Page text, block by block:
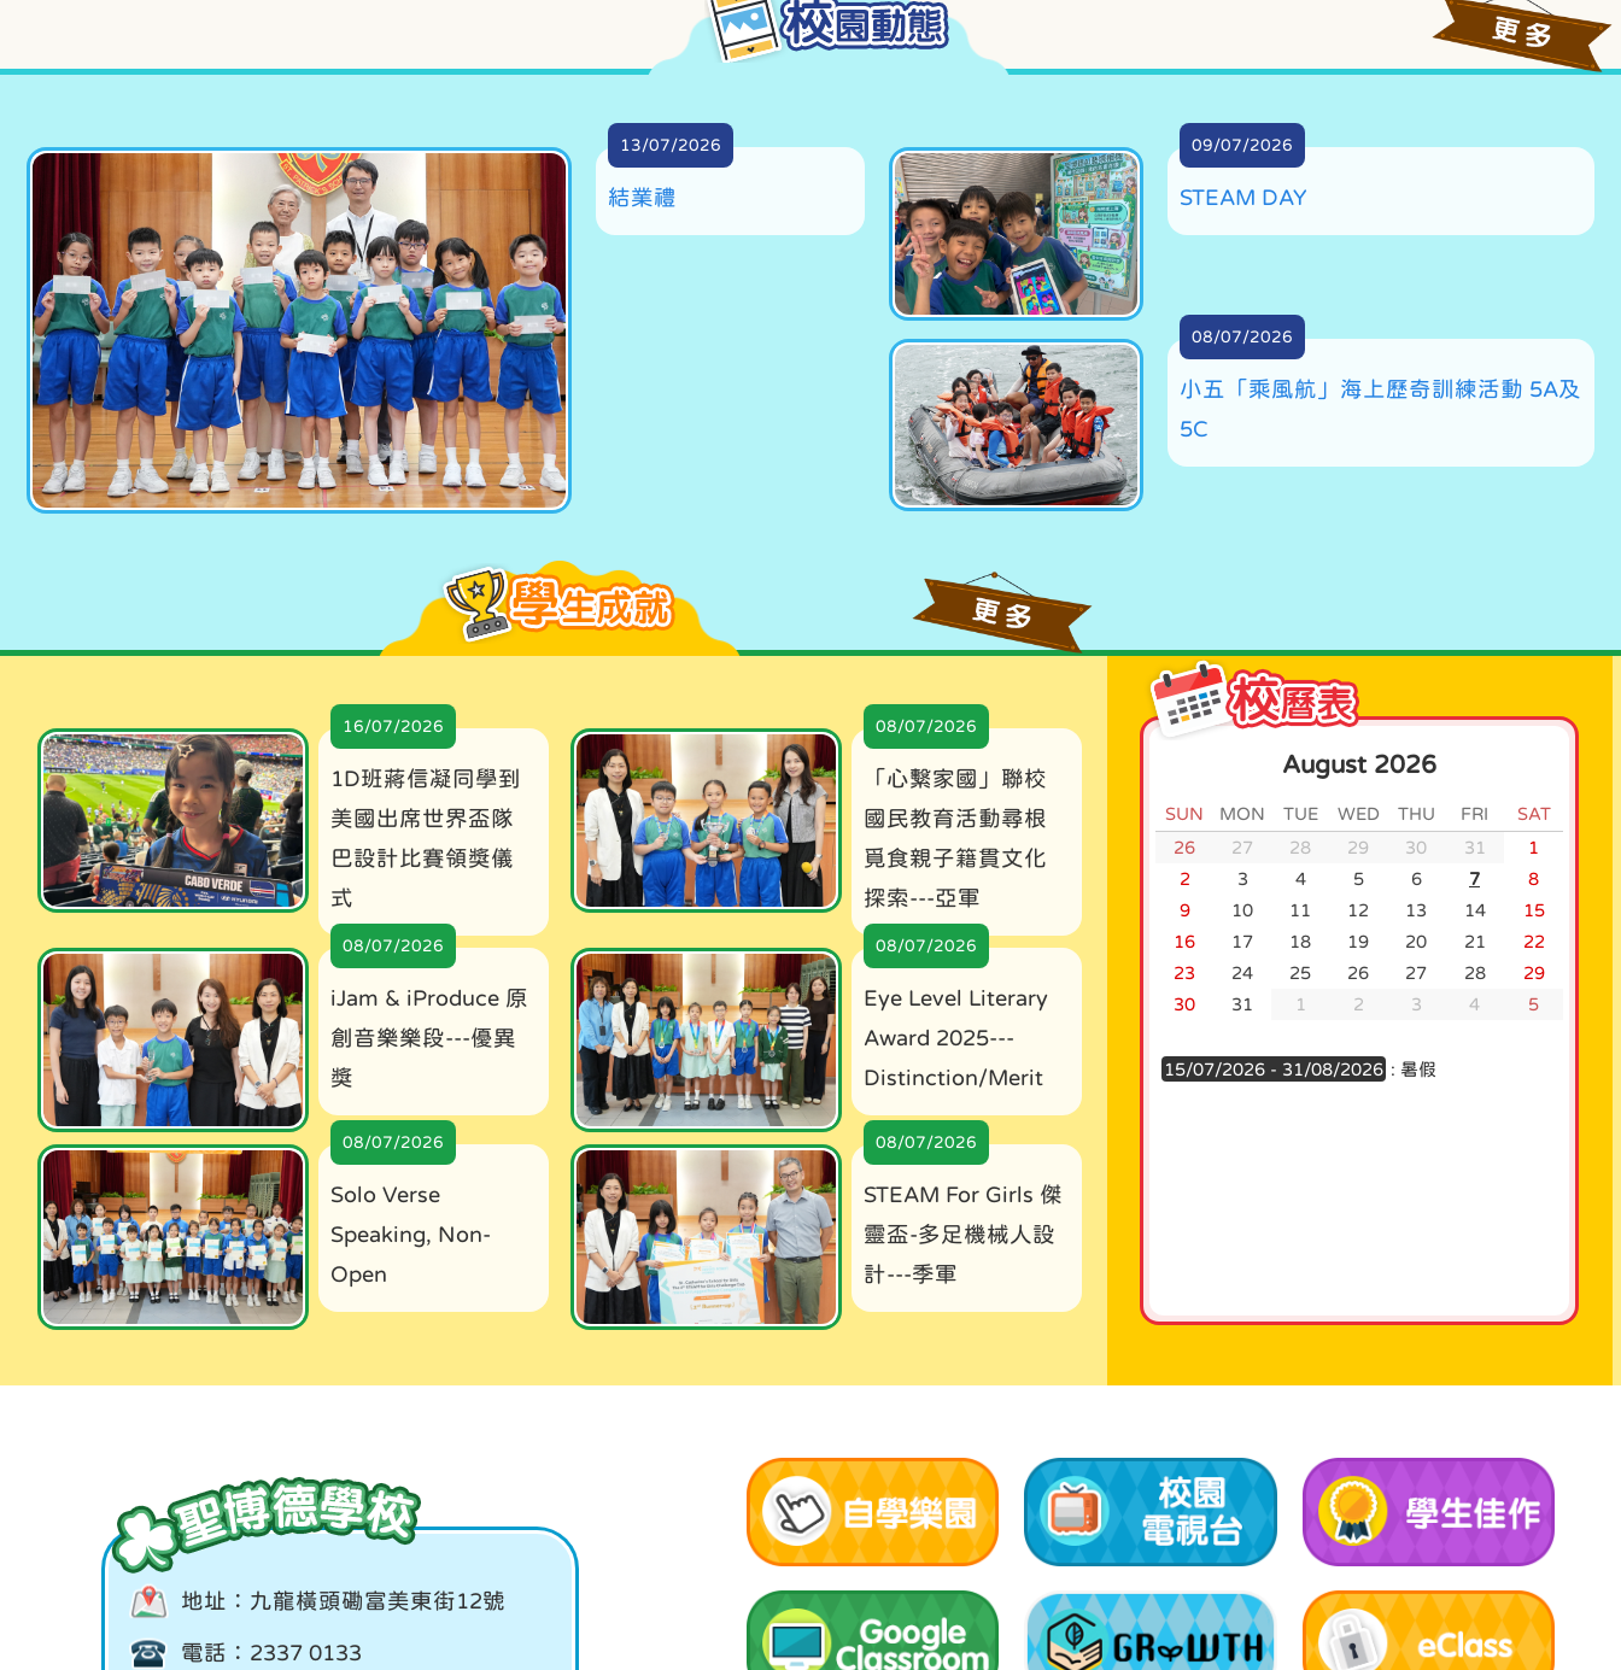
2026-2027年度「小一候補學位」申
13/07/2026
結業禮
09/07/2026
STEAM DAY
08/07/2026
小五「乘風航」海上歷奇訓練活動 5A及
5C
16/07/2026
1D班蔣信凝同學到
美國出席世界盃隊
巴設計比賽領獎儀
式
08/07/2026
「心繫家國」聯校
國民教育活動尋根
覓食親子籍貫文化
探索---亞軍
08/07/2026
iJam & iProduce 原
創音樂樂段---優異
獎
08/07/2026
Eye Level Literary
Award 2025---
Distinction/Merit
08/07/2026
Solo Verse
Speaking, Non-
Open
08/07/2026
STEAM For Girls 傑
靈盃-多足機械人設
計---季軍
August 2026
SUN MON TUE WED THU FRI
SAT
26
27 28 29 30 31
1
2
3 4 5 6 7
8
9
10 11 12 13 14
15
16
17 18 19 20 21
22
23
24 25 26 27 28
29
30
31 1 2 3 4 5
15/07/2026 - 31/08/2026 : 暑假
地址：九龍橫頭磡富美東街12號
電話：2337 0133